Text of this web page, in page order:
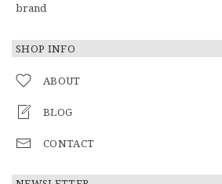
brand
SHOP INFO
ABOUT
BLOG
CONTACT